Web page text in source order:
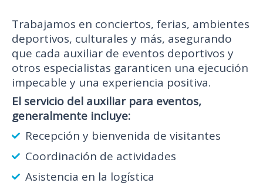
Trabajamos en conciertos, ferias, ambientes
deportivos, culturales y más, asegurando
que cada auxiliar de eventos deportivos y
otros especialistas garanticen una ejecución
impecable y una experiencia positiva.
El servicio del auxiliar para eventos,
generalmente incluye:
Recepción y bienvenida de visitantes
Coordinación de actividades
Asistencia en la logística